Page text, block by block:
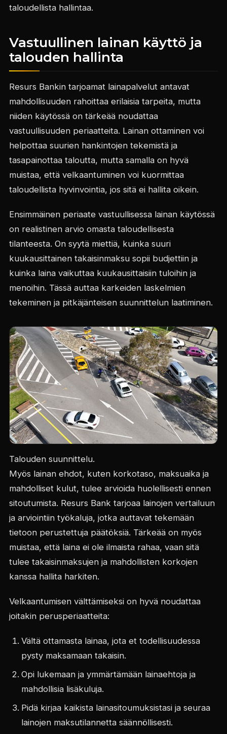
taloudellista hallintaa.
Vastuullinen lainan käyttö ja
talouden hallinta
Resurs Bankin tarjoamat lainapalvelut antavat
mahdollisuuden rahoittaa erilaisia tarpeita, mutta
niiden käytössä on tärkeää noudattaa
vastuullisuuden periaatteita. Lainan ottaminen voi
helpottaa suurien hankintojen tekemistä ja
tasapainottaa taloutta, mutta samalla on hyvä
muistaa, että velkaantuminen voi kuormittaa
taloudellista hyvinvointia, jos sitä ei hallita oikein.
Ensimmäinen periaate vastuullisessa lainan käytössä
on realistinen arvio omasta taloudellisesta
tilanteesta. On syytä miettiä, kuinka suuri
kuukausittainen takaisinmaksu sopii budjettiin ja
kuinka laina vaikuttaa kuukausittaisiin tuloihin ja
menoihin. Tässä auttaa karkeiden laskelmien
tekeminen ja pitkäjänteisen suunnittelun laatiminen.
Talouden suunnittelu.
Myös lainan ehdot, kuten korkotaso, maksuaika ja
mahdolliset kulut, tulee arvioida huolellisesti ennen
sitoutumista. Resurs Bank tarjoaa lainojen vertailuun
ja arviointiin työkaluja, jotka auttavat tekemään
tietoon perustettuja päätöksiä. Tärkeää on myös
muistaa, että laina ei ole ilmaista rahaa, vaan sitä
tulee takaisinmaksujen ja mahdollisten korkojen
kanssa hallita harkiten.
Velkaantumisen välttämiseksi on hyvä noudattaa
joitakin perusperiaatteita:
Vältä ottamasta lainaa, jota et todellisuudessa
pysty maksamaan takaisin.
Opi lukemaan ja ymmärtämään lainaehtoja ja
mahdollisia lisäkuluja.
Pidä kirjaa kaikista lainasitoumuksistasi ja seuraa
lainojen maksutilannetta säännöllisesti.